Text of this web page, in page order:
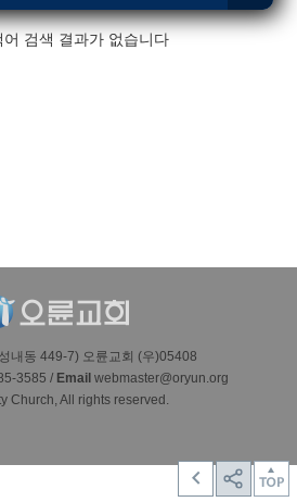
어 검색 결과가 없습니다
내동 449-7) 오륜교회 (우)05408
3585 / Email webmaster@oryun.org
Church, All rights reserved.